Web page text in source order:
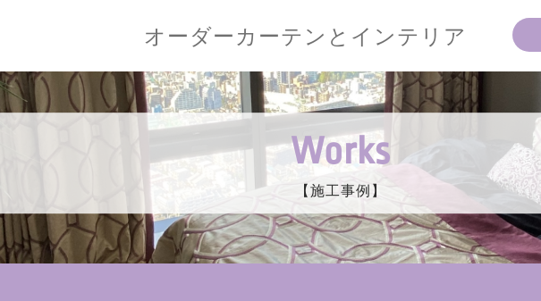
オーダーカーテンとインテリア
Works
【施工事例】